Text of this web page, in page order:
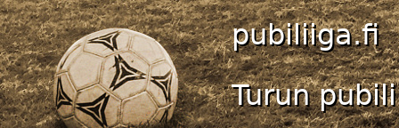
pubiliiga.fi
Turun